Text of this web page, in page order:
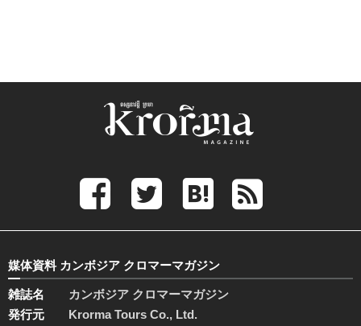
媒体資料 カンボジア クロマーマガジン
雑誌名
カンボジア クロマーマガジン
発行元
Krorma Tours Co., Ltd.